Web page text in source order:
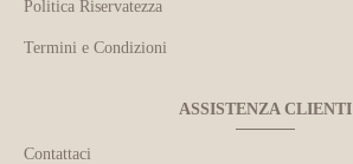
Politica Riservatezza
Termini e Condizioni
ASSISTENZA CLIENTI
Contattaci